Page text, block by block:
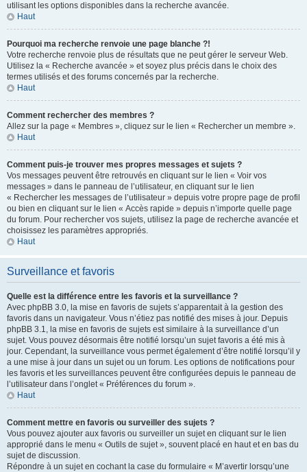
utilisant les options disponibles dans la recherche avancée.
Haut
Pourquoi ma recherche renvoie une page blanche ?!
Votre recherche renvoie plus de résultats que ne peut gérer le serveur Web.
Utilisez la « Recherche avancée » et soyez plus précis dans le choix des
termes utilisés et des forums concernés par la recherche.
Haut
Comment rechercher des membres ?
Allez sur la page « Membres », cliquez sur le lien « Rechercher un membre ».
Haut
Comment puis-je trouver mes propres messages et sujets ?
Vos messages peuvent être retrouvés en cliquant sur le lien « Voir vos
messages » dans le panneau de l’utilisateur, en cliquant sur le lien
« Rechercher les messages de l’utilisateur » depuis votre propre page de profil
ou bien en cliquant sur le lien « Accès rapide » depuis n’importe quelle page
du forum. Pour rechercher vos sujets, utilisez la page de recherche avancée et
choisissez les paramètres appropriés.
Haut
Surveillance et favoris
Quelle est la différence entre les favoris et la surveillance ?
Avec phpBB 3.0, la mise en favoris de sujets s’apparentait à la gestion des
favoris dans un navigateur. Vous n’étiez pas notifié des mises à jour. Depuis
phpBB 3.1, la mise en favoris de sujets est similaire à la surveillance d’un
sujet. Vous pouvez désormais être notifié lorsqu’un sujet favoris a été mis à
jour. Cependant, la surveillance vous permet également d’être notifié lorsqu’il y
a une mise à jour dans un sujet ou un forum. Les options de notifications pour
les favoris et les surveillances peuvent être configurées depuis le panneau de
l’utilisateur dans l’onglet « Préférences du forum ».
Haut
Comment mettre en favoris ou surveiller des sujets ?
Vous pouvez ajouter aux favoris ou surveiller un sujet en cliquant sur le lien
approprié dans le menu « Outils de sujet », souvent placé en haut et en bas du
sujet de discussion.
Répondre à un sujet en cochant la case du formulaire « M’avertir lorsqu’une